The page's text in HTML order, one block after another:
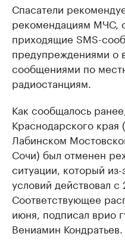
Спасатели
рекомендациям МЧС,
приходящие SMS-
предупреждениями о
сообщениями по
радиостанциям.
Как сообщалось
Краснодарского края
Лабинском
Сочи) был отменен
ситуации, который
условий действовал с
Соответствующее
июня, подписал врио
Вениамин Кондратьев.